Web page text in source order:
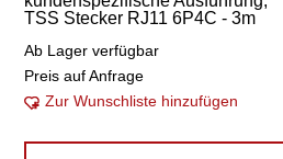
TSS Stecker RJ11 6P4C - 3m
Ab Lager verfügbar
Preis auf Anfrage
Zur Wunschliste hinzufügen